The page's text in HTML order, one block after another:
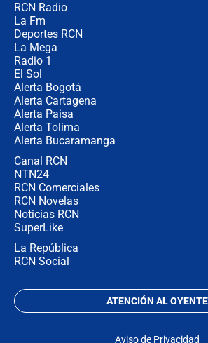
RCN Radio
La Fm
Deportes RCN
La Mega
Radio 1
El Sol
Alerta Bogotá
Alerta Cartagena
Alerta Paisa
Alerta Tolima
Alerta Bucaramanga
Canal RCN
NTN24
RCN Comerciales
RCN Novelas
Noticias RCN
SuperLike
La República
RCN Social
ATENCIÓN AL OYENTE
Aviso de Privacidad